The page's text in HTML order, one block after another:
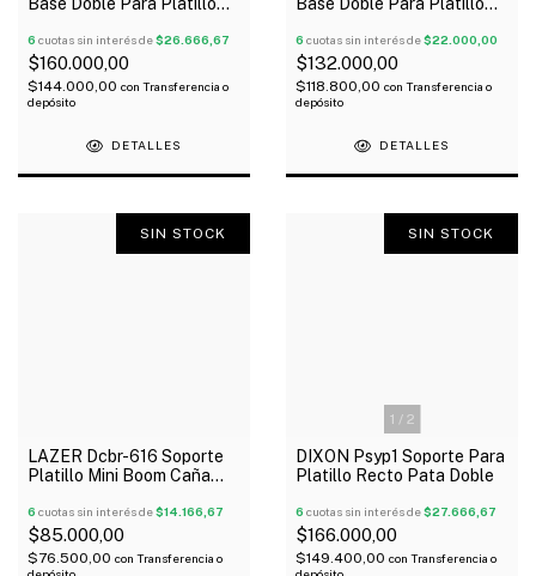
Reforzado
6 cuotas sin interés de$26.666,67
$160.000,00
$144.000,00 con Transferencia o
depósito
DETALLES
6 cuotas sin interés de$22.000,00
$132.000,00
$118.800,00 con Transferencia o
depósito
DETALLES
SIN STOCK
LAZER Dcbr-616 Soporte
Platillo Mini Boom Caña
6 cuotas sin interés de$14.166,67
$85.000,00
$76.500,00 con Transferencia o
depósito
1 / 2
SIN STOCK
DIXON Psyp1 Soporte Para
Platillo Recto Pata Doble
6 cuotas sin interés de$27.666,67
$166.000,00
$149.400,00 con Transferencia o
depósito